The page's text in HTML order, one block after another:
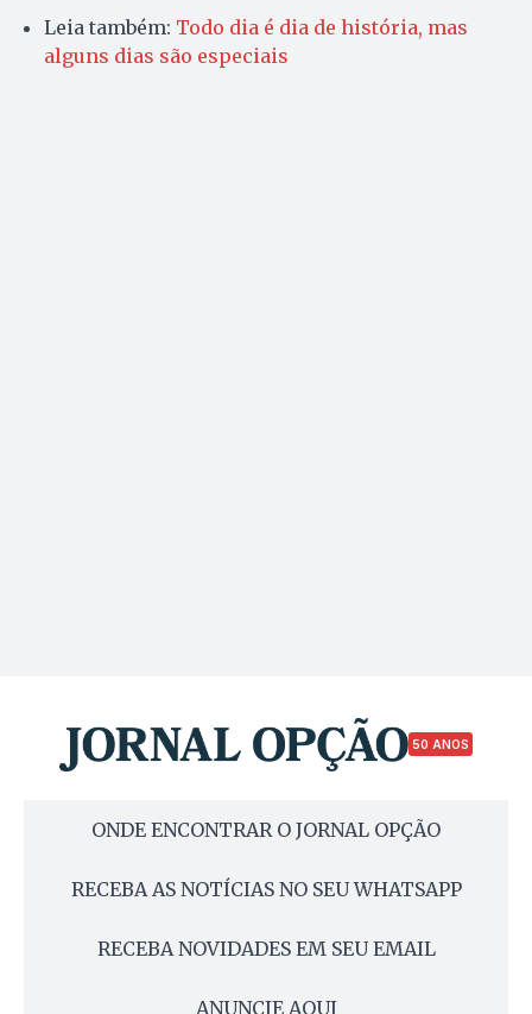
Leia também: Todo dia é dia de história, mas
alguns dias são especiais
50 ANOS
ONDE ENCONTRAR O JORNAL OPÇÃO
RECEBA AS NOTÍCIAS NO SEU WHATSAPP
RECEBA NOVIDADES EM SEU EMAIL
ANUNCIE AQUI